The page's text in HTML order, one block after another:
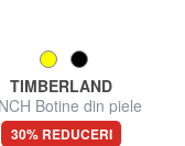
TIMBERLAND
Botine din piele
30% REDUCERI